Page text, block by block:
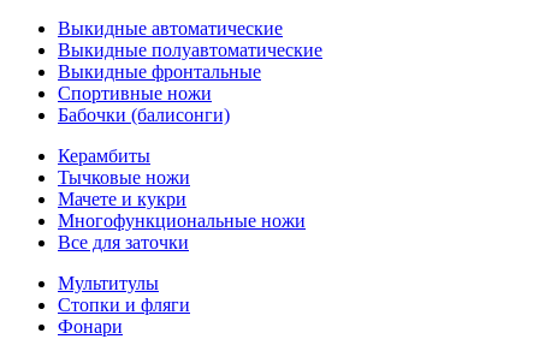
Выкидные автоматические
Выкидные полуавтоматические
Выкидные фронтальные
Спортивные ножи
Бабочки (балисонги)
Керамбиты
Тычковые ножи
Мачете и кукри
Многофункциональные ножи
Все для заточки
Мультитулы
Стопки и фляги
Фонари